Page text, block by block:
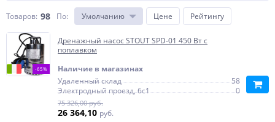
Товаров: 98 По: Умолчанию Цене Рейтингу
-65%
Дренажный насос STOUT SPD-01 450 Вт с
поплавком
Наличие в магазинах
Удаленный склад
58
Электродный проезд, 6с1
0
75 326,00 руб.
26 364,10 руб.